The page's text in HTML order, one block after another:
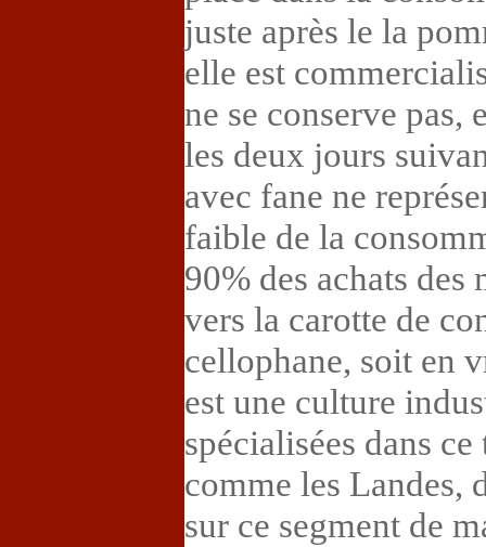
juste après le la
elle est
ne se conserve pas,
les deux jours
avec fane ne
faible de la
90% des achats des
vers la carotte de
cellophane, soit en
est une culture
spécialisées dans
comme les Landes,
sur ce segment de